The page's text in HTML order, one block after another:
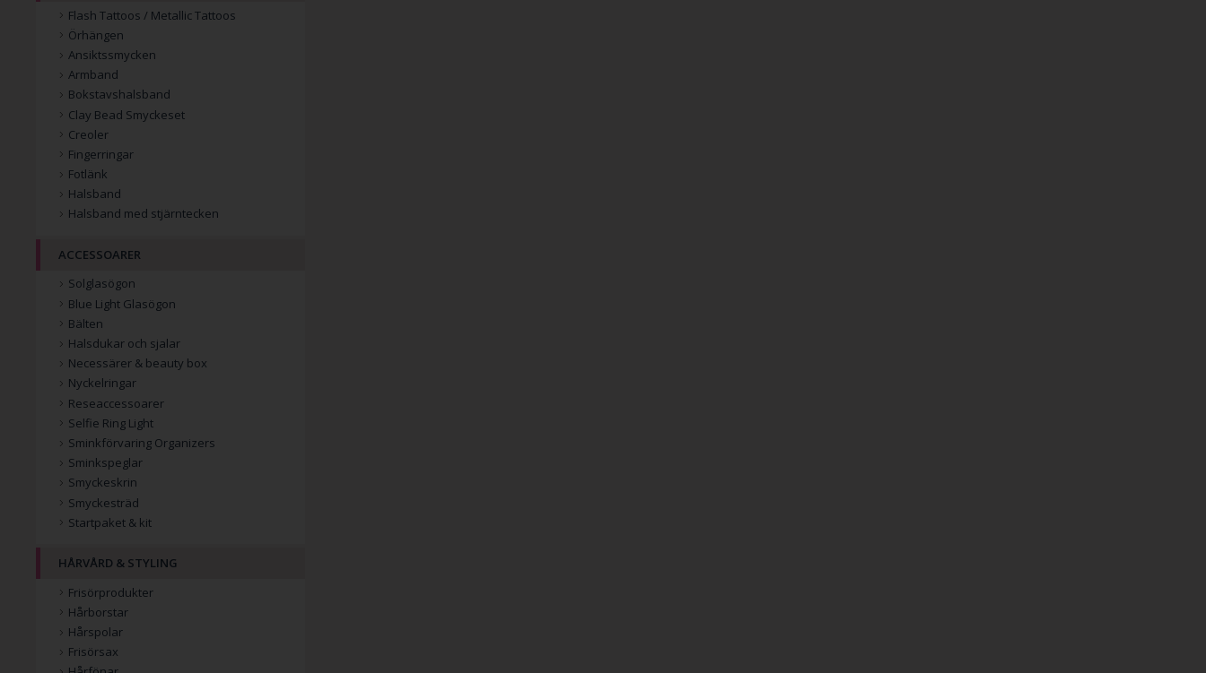
Flash Tattoos / Metallic Tattoos
Örhängen
Ansiktssmycken
Armband
Bokstavshalsband
Clay Bead Smyckeset
Creoler
Fingerringar
Fotlänk
Halsband
Halsband med stjärntecken
ACCESSOARER
Solglasögon
Blue Light Glasögon
Bälten
Halsdukar och sjalar
Necessärer & beauty box
Nyckelringar
Reseaccessoarer
Selfie Ring Light
Sminkförvaring Organizers
Sminkspeglar
Smyckeskrin
Smyckesträd
Startpaket & kit
HÅRVÅRD & STYLING
Frisörprodukter
Hårborstar
Hårspolar
Frisörsax